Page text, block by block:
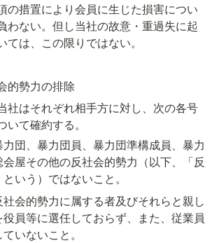
の措置により会員に生じた損害につい
わない。但し当社の故意・重過失に起
ては、この限りではない。
的勢力の排除
社はそれぞれ相手方に対し、次の各号
て確約する。
団、暴力団員、暴力団準構成員、暴力
屋その他の反社会的勢力（以下、「反
いう）ではないこと。
会的勢力に属する者及びそれらと親し
員等に選任しておらず、また、従業員
いないこと。